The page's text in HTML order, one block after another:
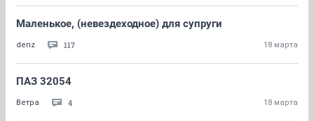
Маленькое, (невездеходное) для супруги
denz 117 18 марта
ПАЗ 32054
Ветра 4 18 марта